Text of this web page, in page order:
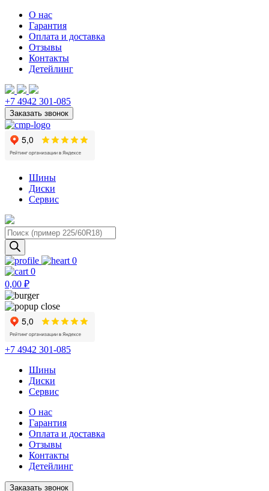
О нас
Гарантия
Оплата и доставка
Отзывы
Контакты
Детейлинг
+7 4942 301-085
Шины
Диски
Сервис
Поиск
товаров
0
0
0,00 ₽
+7 4942 301-085
Шины
Диски
Сервис
О нас
Гарантия
Оплата и доставка
Отзывы
Контакты
Детейлинг